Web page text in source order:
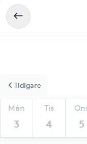
Mån
3
Tis
4 5
Tidigare